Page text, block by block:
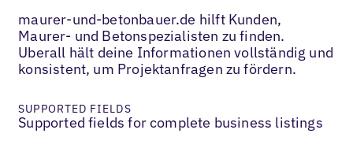
maurer-und-betonbauer.de hilft Kunden,
Maurer- und Betonspezialisten zu finden.
Uberall hält deine Informationen vollständig und
konsistent, um Projektanfragen zu fördern.
SUPPORTED FIELDS
Supported fields for complete business listings